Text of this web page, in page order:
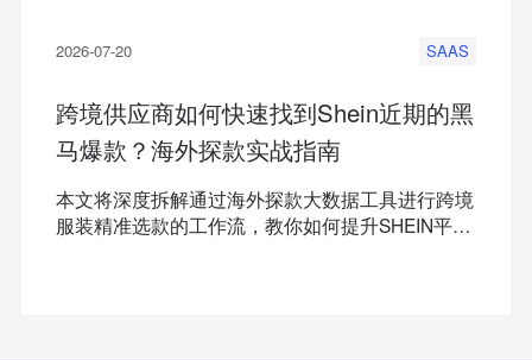
2026-07-20 SAAS
跨境供应商如何快速找到Shein近期的黑
马爆款？海外探款实战指南
本文将深度拆解通过海外探款大数据工具进行跨境
服装精准选款的工作流，教你如何提升SHEIN平台